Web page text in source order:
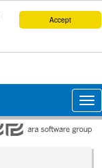
Accept